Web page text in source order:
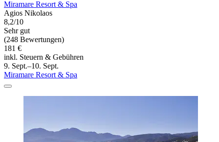
Miramare Resort & Spa
Agios Nikolaos
8,2/10
Sehr gut
(248 Bewertungen)
181 €
inkl. Steuern & Gebühren
9. Sept.–10. Sept.
Miramare Resort & Spa